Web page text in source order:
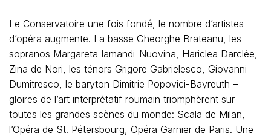
Le Conservatoire une fois fondé, le nombre d’artistes
d’opéra augmente. La basse Gheorghe Brateanu, les
sopranos Margareta Iamandi-Nuovina, Hariclea Darclée,
Zina de Nori, les ténors Grigore Gabrielesco, Giovanni
Dumitresco, le baryton Dimitrie Popovici-Bayreuth –
gloires de l’art interprétatif roumain triomphèrent sur
toutes les grandes scènes du monde: Scala de Milan,
l’Opéra de St. Pétersbourg, Opéra Garnier de Paris. Une